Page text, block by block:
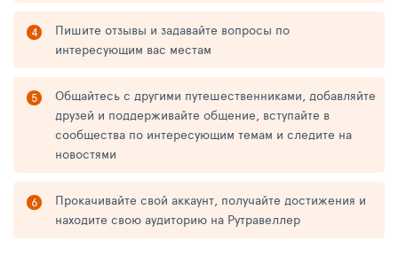
Пишите отзывы и задавайте вопросы по
интересующим вас местам
Общайтесь с другими путешественниками, добавляйте
друзей и поддерживайте общение, вступайте в
сообщества по интересующим темам и следите на
новостями
Прокачивайте свой аккаунт, получайте достижения и
находите свою аудиторию на Рутравеллер